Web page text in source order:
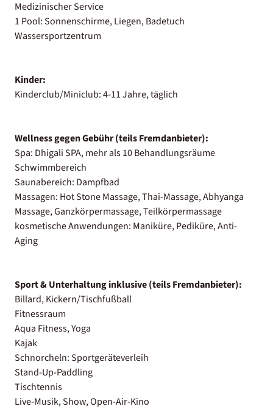
Medizinischer Service
1 Pool: Sonnenschirme, Liegen, Badetuch
Wassersportzentrum
Kinder:
Kinderclub/Miniclub: 4-11 Jahre, täglich
Wellness gegen Gebühr (teils Fremdanbieter):
Spa: Dhigali SPA, mehr als 10 Behandlungsräume
Schwimmbereich
Saunabereich: Dampfbad
Massagen: Hot Stone Massage, Thai-Massage, Abhyanga
Massage, Ganzkörpermassage, Teilkörpermassage
kosmetische Anwendungen: Maniküre, Pediküre, Anti-
Aging
Sport & Unterhaltung inklusive (teils Fremdanbieter):
Billard, Kickern/Tischfußball
Fitnessraum
Aqua Fitness, Yoga
Kajak
Schnorcheln: Sportgeräteverleih
Stand-Up-Paddling
Tischtennis
Live-Musik, Show, Open-Air-Kino